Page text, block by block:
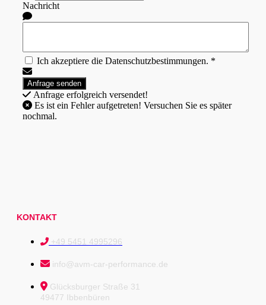
Nachricht
Ich akzeptiere die Datenschutzbestimmungen. *
Anfrage erfolgreich versendet!
nochmal.
KONTAKT
+49 5451 4995296
info@avm-car-performance.de
Glücksburger Straße 31
49477 Ibbenbüren